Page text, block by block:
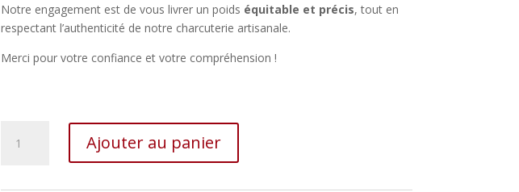
Notre engagement est de vous livrer un poids équitable et précis, tout en
respectant l’authenticité de notre charcuterie artisanale.
Merci pour votre confiance et votre compréhension !
Ajouter au panier